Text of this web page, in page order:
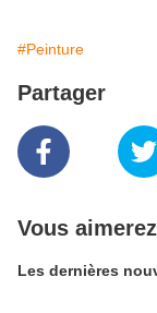
#Peinture
Partager
Vous
Les dernières